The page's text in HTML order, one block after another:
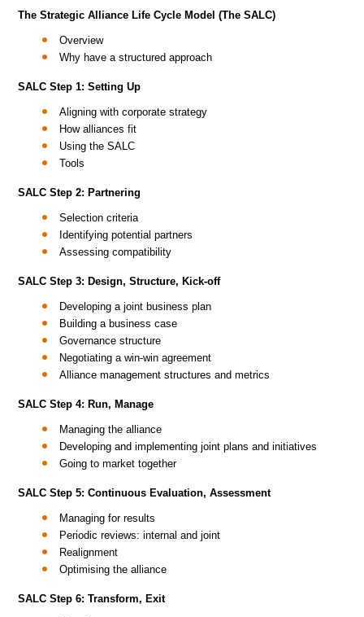
The Strategic Alliance Life Cycle Model (The SALC)
Overview
Why have a structured approach
SALC Step 1: Setting Up
Aligning with corporate strategy
How alliances fit
Using the SALC
Tools
SALC Step 2: Partnering
Selection criteria
Identifying potential partners
Assessing compatibility
SALC Step 3: Design, Structure, Kick-off
Developing a joint business plan
Building a business case
Governance structure
Negotiating a win-win agreement
Alliance management structures and metrics
SALC Step 4: Run, Manage
Managing the alliance
Developing and implementing joint plans and initiatives
Going to market together
SALC Step 5: Continuous Evaluation, Assessment
Managing for results
Periodic reviews: internal and joint
Realignment
Optimising the alliance
SALC Step 6: Transform, Exit